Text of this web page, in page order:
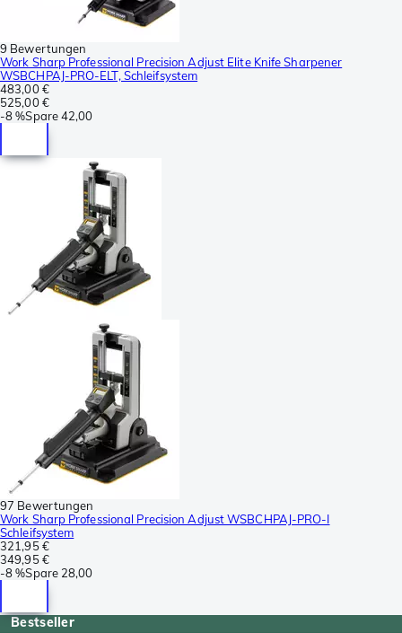
9 Bewertungen
Work Sharp Professional Precision Adjust Elite Knife Sharpener
WSBCHPAJ-PRO-ELT, Schleifsystem
483,00 €
525,00 €
-8 %Spare42,00
97 Bewertungen
Work Sharp Professional Precision Adjust WSBCHPAJ-PRO-I
Schleifsystem
321,95 €
349,95 €
-8 %Spare 28,00
Bestseller